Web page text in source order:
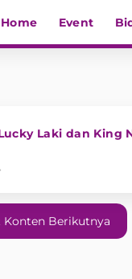
Home Event
Laki dan King
Konten Berikutnya